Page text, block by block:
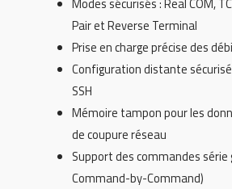
Pair et Reverse Terminal
Prise en charge précise des
Configuration distante
SSH
Mémoire tampon pour les
de coupure réseau
Support des commandes
Command-by-Command)